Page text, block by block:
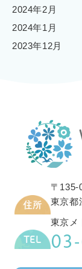
2024年2月
2024年1月
2023年12月
住所
〒135-
東京都
東京メ
TEL